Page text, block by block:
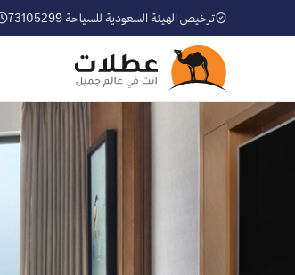
ترخيص الهيئة السعودية للسياحة 73105299